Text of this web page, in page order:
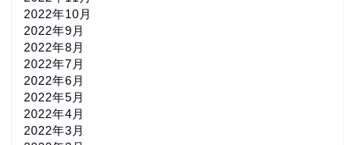
2022年10月
2022年9月
2022年8月
2022年7月
2022年6月
2022年5月
2022年4月
2022年3月